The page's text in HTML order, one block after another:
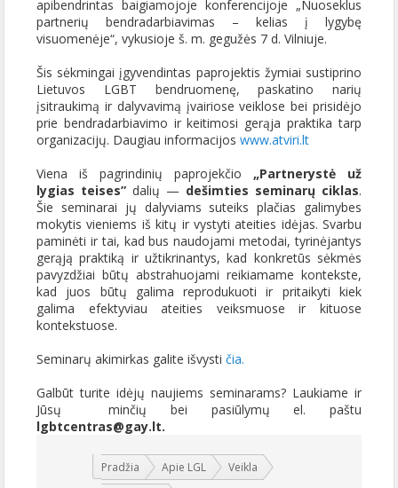
apibendrintas baigiamojoje konferencijoje „Nuoseklus
partnerių bendradarbiavimas – kelias į lygybę
visuomenėje“, vykusioje š. m. gegužės 7 d. Vilniuje.
Šis sėkmingai įgyvendintas paprojektis žymiai sustiprino
Lietuvos LGBT bendruomenę, paskatino narių
įsitraukimą ir dalyvavimą įvairiose veiklose bei prisidėjo
prie bendradarbiavimo ir keitimosi gerąja praktika tarp
organizacijų. Daugiau informacijos www.atviri.lt
Viena iš pagrindinių paprojekčio „Partnerystė už
lygias teises” dalių — dešimties seminarų ciklas.
Šie seminarai jų dalyviams suteiks plačias galimybes
mokytis vieniems iš kitų ir vystyti ateities idėjas. Svarbu
paminėti ir tai, kad bus naudojami metodai, tyrinėjantys
gerąją praktiką ir užtikrinantys, kad konkretūs sėkmės
pavyzdžiai būtų abstrahuojami reikiamame kontekste,
kad juos būtų galima reprodukuoti ir pritaikyti kiek
galima efektyviau ateities veiksmuose ir kituose
kontekstuose.
Seminarų akimirkas galite išvysti čia.
Galbūt turite idėjų naujiems seminarams? Laukiame ir
Jūsų minčių bei pasiūlymų el. paštu
lgbtcentras@gay.lt.
Jūs esate čia:
Pradžia Apie LGL
Veikla